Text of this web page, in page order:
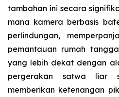
tambahan ini secara
mana kamera berbasis
perlindungan,
pemantauan rumah
yang lebih dekat dengan
pergerakan satwa liar
memberikan ketenangan